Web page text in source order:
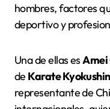
hombres, factores
deportivo y
Una de ellas esAmei
de Karate Kyokushin
representante de